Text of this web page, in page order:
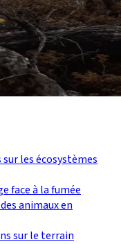
les écosystèmes
face à la fumée
animaux en
sur le terrain